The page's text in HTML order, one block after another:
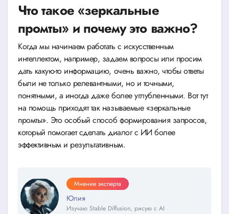
Что такое «зеркальные
промты» и почему это важно?
Когда мы начинаем работать с искусственным
интеллектом, например, задаем вопросы или просим
дать какую-то информацию, очень важно, чтобы ответы
были не только релевантными, но и точными,
понятными, а иногда даже более углубленными. Вот тут
на помощь приходят так называемые «зеркальные
промты». Это особый способ формирования запросов,
который помогает сделать диалог с ИИ более
эффективным и результативным.
Мнение эксперта
Юлия
Изучаю Stable Diffusion, рисую с AI